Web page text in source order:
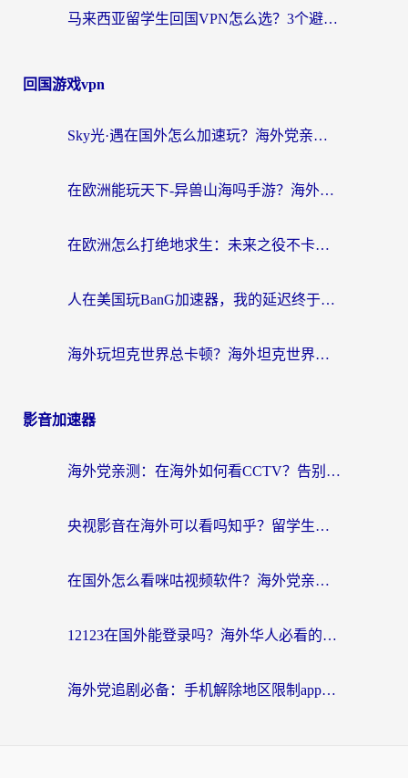
马来西亚留学生回国VPN怎么选？3个避坑点+1款实测好用的加速器推荐
回国游戏vpn
Sky光·遇在国外怎么加速玩？海外党亲测有效的国服游戏加速指南
在欧洲能玩天下-异兽山海吗手游？海外玩家的加速器生存指南
在欧洲怎么打绝地求生：未来之役不卡？留学生亲测的加速器避坑指南
人在美国玩BanG加速器，我的延迟终于绿了
海外玩坦克世界总卡顿？海外坦克世界加速器有哪些？实测好用的选择在这里
影音加速器
海外党亲测：在海外如何看CCTV？告别“仅限大陆播放”的实用指南
央视影音在海外可以看吗知乎？留学生亲测：3步解决地域限制+追剧自由
在国外怎么看咪咕视频软件？海外党亲测有效的回国加速方案
12123在国外能登录吗？海外华人必看的回国加速实用指南
海外党追剧必备：手机解除地区限制app怎么选？解决央视视频&国内剧地区限制全指南